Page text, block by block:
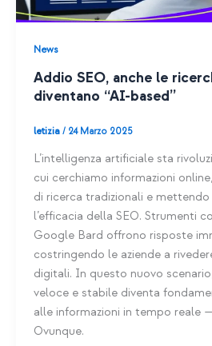
News
Addio SEO, anche le
diventano “AI-based”
letizia / 24 Marzo 2025
L’intelligenza artificiale sta
cui cerchiamo informazioni
di ricerca tradizionali e mettendo
l’efficacia della SEO. Strumenti
Google Bard offrono risposte
costringendo le aziende a
digitali. In questo nuovo
veloce e stabile diventa
alle informazioni in tempo reale
Ovunque.